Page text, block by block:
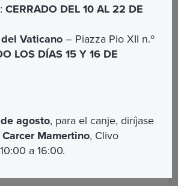
para ti:
de la Basílica de San Pedro
- 19:10
información sobre el Jubileo,
oficial:
CERRADO DEL 10 AL 22 DE
Vaticano – Piazza Pio XII n.º
LOS DÍAS 15 Y 16 DE
agosto, para el canje, diríjase
Carcer Mamertino, Clivo
a 16:00.